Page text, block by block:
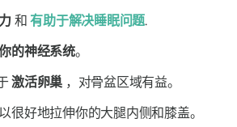
和有助于解决睡眠问题.
的神经系统。
激活卵巢 ，对骨盆区域有益。
很好地拉伸你的大腿内侧和膝盖。